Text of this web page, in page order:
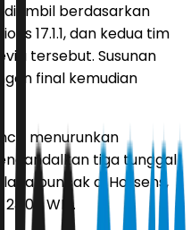
berdasarkan
17.1.1, dan kedua tim
tersebut. Susunan
final kemudian
menurunkan
tiga tunggal
puncak di Horsens,
WIB.